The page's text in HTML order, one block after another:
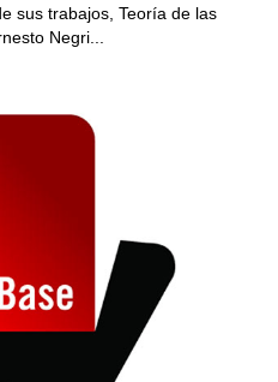
sus trabajos, Teoría de las
Negri...